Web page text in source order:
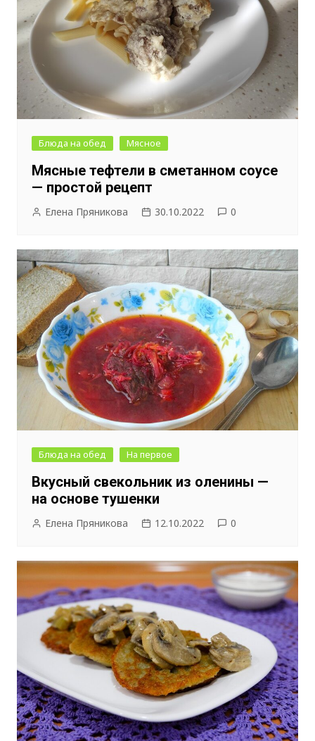
Блюда на обед Мясное
Мясные тефтели в сметанном соусе
— простой рецепт
Елена Пряникова 30.10.2022 0
Блюда на обед На первое
Вкусный свекольник из оленины —
на основе тушенки
Елена Пряникова 12.10.2022 0